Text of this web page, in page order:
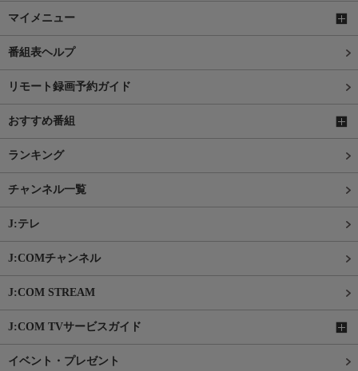
マイメニュー
番組表ヘルプ
リモート録画予約ガイド
おすすめ番組
ランキング
チャンネル一覧
J:テレ
J:COMチャンネル
J:COM STREAM
J:COM TVサービスガイド
イベント・プレゼント